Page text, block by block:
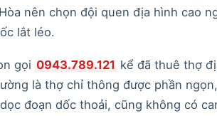
nên chọn đội quen địa hình cao
lắt léo.
gọi 0943.789.121 kể đã thuê thợ
là thợ chỉ thông được phần
đoạn dốc thoải, cũng không có